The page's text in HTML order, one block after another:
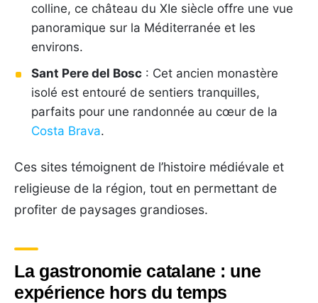
colline, ce château du XIe siècle offre une vue
panoramique sur la Méditerranée et les
environs.
Sant Pere del Bosc : Cet ancien monastère
isolé est entouré de sentiers tranquilles,
parfaits pour une randonnée au cœur de la
Costa Brava.
Ces sites témoignent de l’histoire médiévale et
religieuse de la région, tout en permettant de
profiter de paysages grandioses.
La gastronomie catalane : une
expérience hors du temps